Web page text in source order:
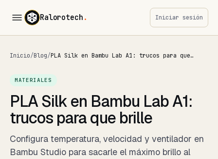
Ralorotech . Iniciar sesión
Inicio/Blog/ PLA Silk en Bambu Lab A1: trucos para que brille
MATERIALES
PLA Silk en Bambu Lab A1:
trucos para que brille
Configura temperatura, velocidad y ventilador en
Bambu Studio para sacarle el máximo brillo al